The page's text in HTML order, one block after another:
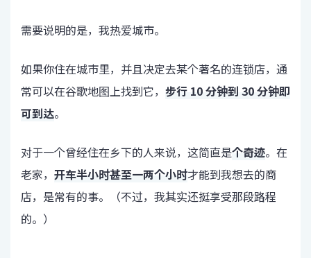
需要说明的是，我热爱城市。
如果你住在城市里，并且决定去某个著名的连锁店，通
常可以在谷歌地图上找到它， 步行 10 分钟到 30 分钟即
可到达。
对于一个曾经住在乡下的人来说，这简直是个奇迹。在
老家， 开车半小时甚至一两个小时才能到我想去的商
店，是常有的事。（不过，我其实还挺享受那段路程
的。）